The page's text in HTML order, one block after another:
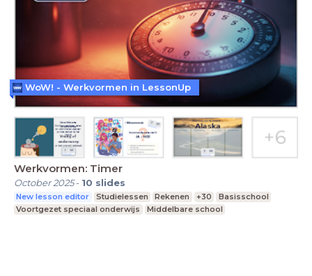
Werkvormen: Timer
October 2025- 10 slides
New lesson editor Studielessen Rekenen +30
Basisschool
Voortgezet speciaal onderwijs
Middelbare school
WoW! - Werkvormen in LessonUp